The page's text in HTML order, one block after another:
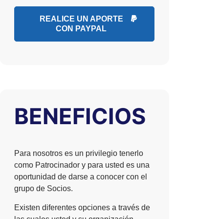
REALICE UN APORTE
CON PAYPAL
BENEFICIOS
Para nosotros es un privilegio tenerlo
como Patrocinador y para usted es una
oportunidad de darse a conocer con el
grupo de Socios.
Existen diferentes opciones a través de